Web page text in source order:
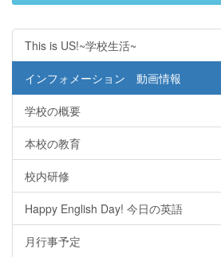
This is US!~学校生活~
インフォメーション 動画情報
学校の概要
本校の教育
校内研修
Happy English Day! 今日の英語
月行事予定